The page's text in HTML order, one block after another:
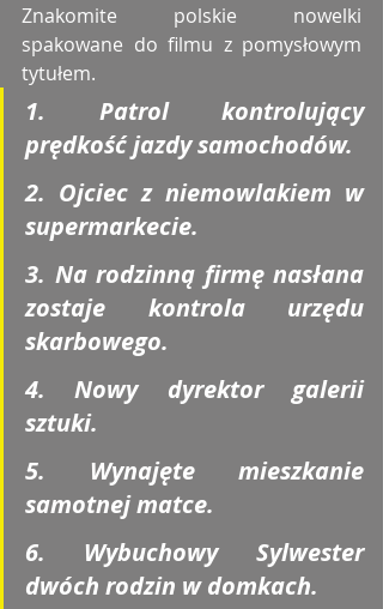
Znakomite polskie nowelki
spakowane do filmu z pomysłowym
tytułem.
1. Patrol kontrolujący
prędkość jazdy samochodów.
2. Ojciec z niemowlakiem w
supermarkecie.
3. Na rodzinną firmę nasłana
zostaje kontrola urzędu
skarbowego.
4. Nowy dyrektor galerii
sztuki.
5. Wynajęte mieszkanie
samotnej matce.
6. Wybuchowy Sylwester
dwóch rodzin w domkach.